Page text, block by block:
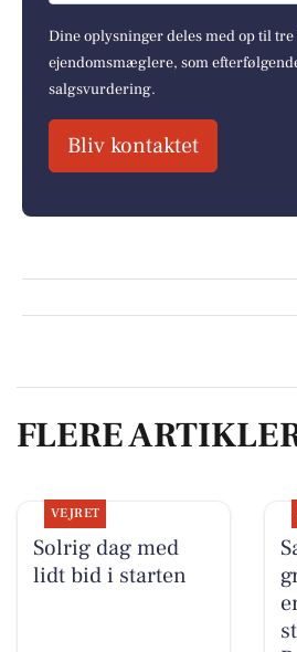
Dine oplysninger deles med op til
ejendomsmæglere, som
salgsvurdering.
Bliv kontaktet
FLERE
VEJRET
Solrig dag med
lidt bid i starten